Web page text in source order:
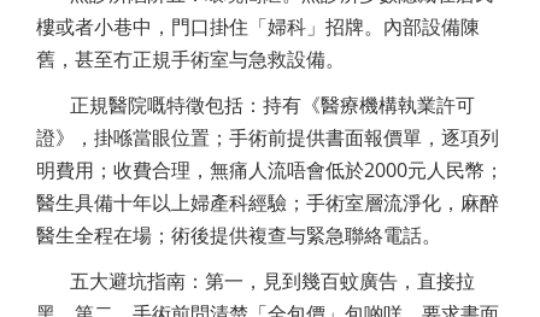
樓或者小巷中，門口掛住「婦科」招牌。內部設備陳
舊，甚至冇正規手術室与急救設備。
正規醫院嘅特徵包括：持有《醫療機構執業許可
證》，掛喺當眼位置；手術前提供書面報價單，逐項列
明費用；收費合理，無痛人流唔會低於2000元人民幣；
醫生具備十年以上婦產科經驗；手術室層流淨化，麻醉
醫生全程在場；術後提供複查与緊急聯絡電話。
五大避坑指南：第一，見到幾百蚊廣告，直接拉